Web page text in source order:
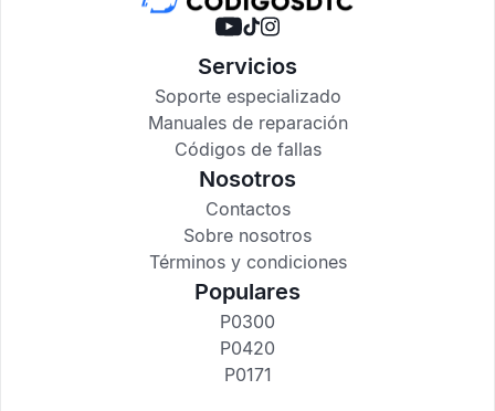
Servicios
Soporte especializado
Manuales de reparación
Códigos de fallas
Nosotros
Contactos
Sobre nosotros
Términos y condiciones
Populares
P0300
P0420
P0171